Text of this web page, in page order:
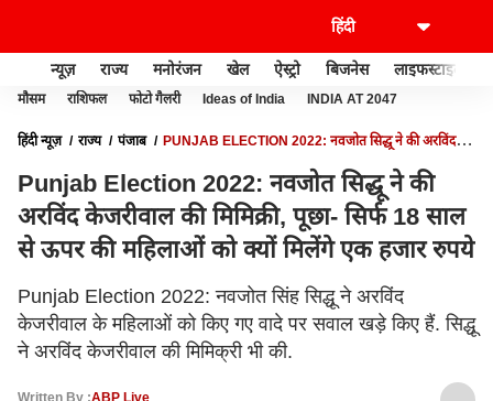
न्यूज़ राज्य मनोरंजन खेल ऐस्ट्रो बिजनेस लाइफस्टाइल
मौसम राशिफल फोटो गैलरी Ideas of India INDIA AT 2047
हिंदी न्यूज़ राज्य पंजाब
PUNJAB ELECTION 2022: नवजोत सिद्धू ने की अरविंद
Punjab Election 2022: नवजोत सिद्धू ने की
अरविंद केजरीवाल की मिमिक्री, पूछा- सिर्फ 18 साल
से ऊपर की महिलाओं को क्यों मिलेंगे एक हजार रुपये
Punjab Election 2022: नवजोत सिंह सिद्धू ने अरविंद
केजरीवाल के महिलाओं को किए गए वादे पर सवाल खड़े किए हैं. सिद्धू
ने अरविंद केजरीवाल की मिमिक्री भी की.
Written By :ABP Live